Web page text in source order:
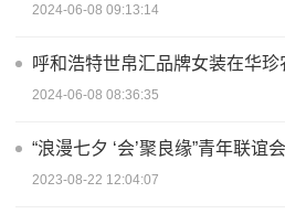
2024-06-08 09:13:14
呼和浩特世帛汇品牌女装在华珍
2024-06-08 08:36:35
“浪漫七夕 ‘会’聚良缘”青年联谊
2023-08-22 12:04:07